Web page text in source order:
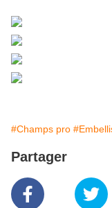
#Champs pro
Partager